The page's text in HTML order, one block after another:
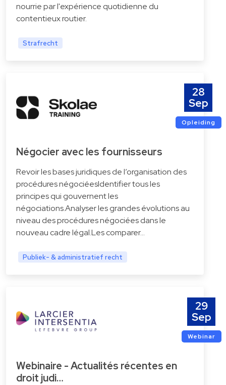
nourrie par l'expérience quotidienne du
contentieux routier.
Strafrecht
28
Sep
Opleiding
Négocier avec les fournisseurs
Revoir les bases juridiques de l’organisation des
procédures négociéesIdentifier tous les
principes qui gouvernent les
négociations.Analyser les grandes évolutions au
niveau des procédures négociées dans le
nouveau cadre légal.Les comparer…
Publiek- & administratief recht
29
Sep
Webinar
Webinaire - Actualités récentes en
droit judi…